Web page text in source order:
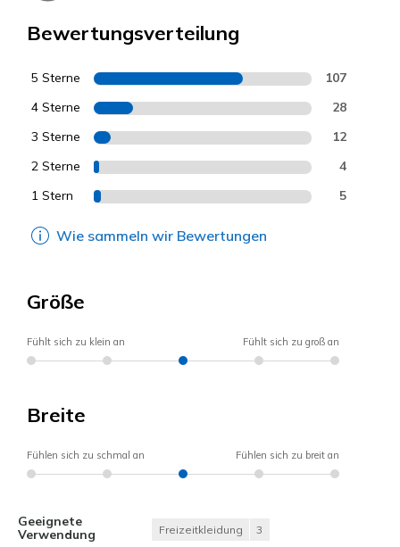
Bewertungsverteilung
5 Sterne 107
4 Sterne 28
3 Sterne 12
2 Sterne 4
1 Stern 5
Wie sammeln wir Bewertungen
Größe
Fühlt sich zu klein an Fühlt sich zu groß an
Breite
Fühlen sich zu schmal an Fühlen sich zu breit an
Geeignete
Verwendung
Freizeitkleidung 3